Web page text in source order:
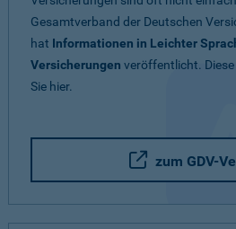
Gesamtverband der Deutschen
hat Informationen in Leichter
Versicherungen veröffentlicht.
Sie hier.
zum GDV-